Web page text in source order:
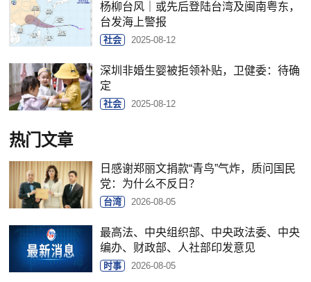
杨柳台风｜或先后登陆台湾及闽南粤东，
台发海上警报
社会 2025-08-12
深圳非婚生婴被拒领补贴，卫健委：待确
定
社会 2025-08-12
热门文章
日感谢郑丽文捐款“青鸟”气炸，质问国民
党：为什么不反日？
台湾 2026-08-05
最高法、中央组织部、中央政法委、中央
编办、财政部、人社部印发意见
时事 2026-08-05